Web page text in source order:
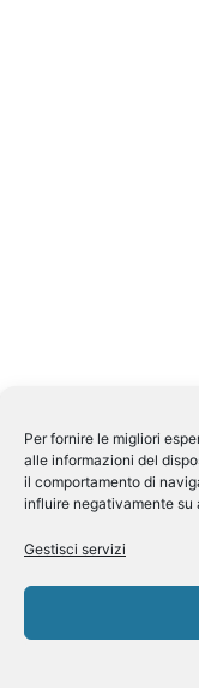
Per fornire le migliori
alle informazioni del
il comportamento di
influire negativamente
Gestisci servizi